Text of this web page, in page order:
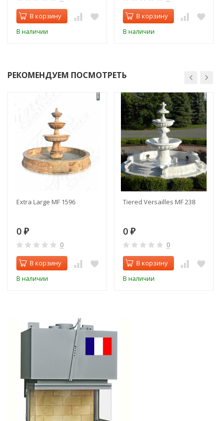
В корзину
В наличии
В корзину
В наличии
РЕКОМЕНДУЕМ ПОСМОТРЕТЬ
Extra Large MF 1596
0 ₽
0
В корзину
В наличии
Tiered Versailles MF 238
0 ₽
0
В корзину
В наличии